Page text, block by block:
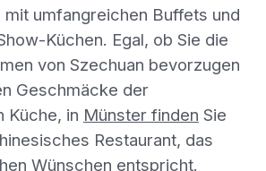
mit umfangreichen Buffets und
Küchen. Egal, ob Sie die
von Szechuan bevorzugen
Geschmäcke der
Küche, in Münster finden Sie
Restaurant, das
Wünschen entspricht.